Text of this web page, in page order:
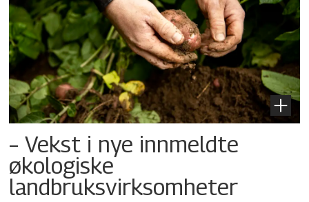
– Vekst i nye innmeldte
økologiske
landbruksvirksomheter